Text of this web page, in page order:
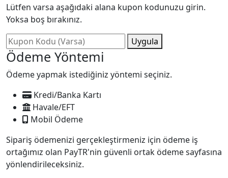
Lütfen varsa aşağıdaki alana kupon kodunuzu girin.
Yoksa boş bırakınız.
Uygula
Ödeme Yöntemi
Ödeme yapmak istediğiniz yöntemi seçiniz.
Kredi/Banka Kartı
Havale/EFT
Mobil Ödeme
Sipariş ödemenizi gerçekleştirmeniz için ödeme iş
ortağımız olan PayTR'nin güvenli ortak ödeme sayfasına
yönlendirileceksiniz.